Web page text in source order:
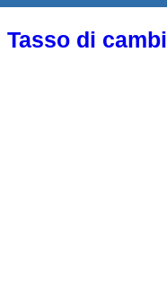
Tasso di